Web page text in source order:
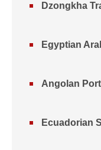
Dzongkha
Egyptian
Angolan
Ecuadorian